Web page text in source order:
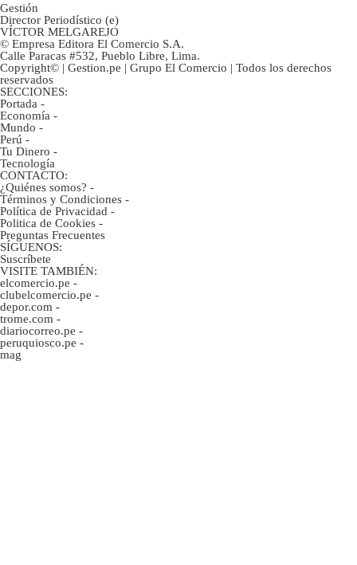
Gestión
Director Periodístico (e)
VÍCTOR MELGAREJO
© Empresa Editora El Comercio S.A.
Calle Paracas #532, Pueblo Libre, Lima.
Copyright© | Gestion.pe | Grupo El Comercio | Todos los derechos
reservados
SECCIONES:
Portada -
Economía -
Mundo -
Perú -
Tu Dinero -
Tecnología
CONTACTO:
¿Quiénes somos? -
Términos y Condiciones -
Política de Privacidad -
Politica de Cookies -
Preguntas Frecuentes
SÍGUENOS:
Suscríbete
VISITE TAMBIÉN:
elcomercio.pe -
clubelcomercio.pe -
depor.com -
trome.com -
diariocorreo.pe -
peruquiosco.pe -
mag